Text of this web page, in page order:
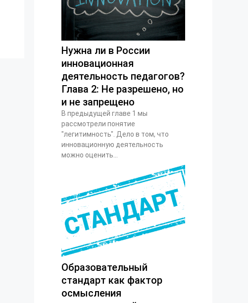
Нужна ли в России
инновационная
деятельность педагогов?
Глава 2: Не разрешено, но
и не запрещено
В предыдущей главе 1 мы
рассмотрели понятие
"легитимность". Дело в том, что
инновационную деятельность
можно оценить...
Образовательный
стандарт как фактор
осмысления